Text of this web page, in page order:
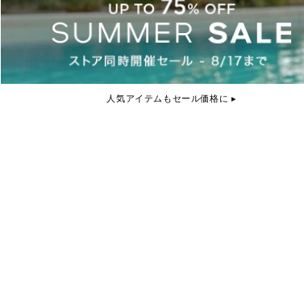
人気アイテムもセール価格に ▸